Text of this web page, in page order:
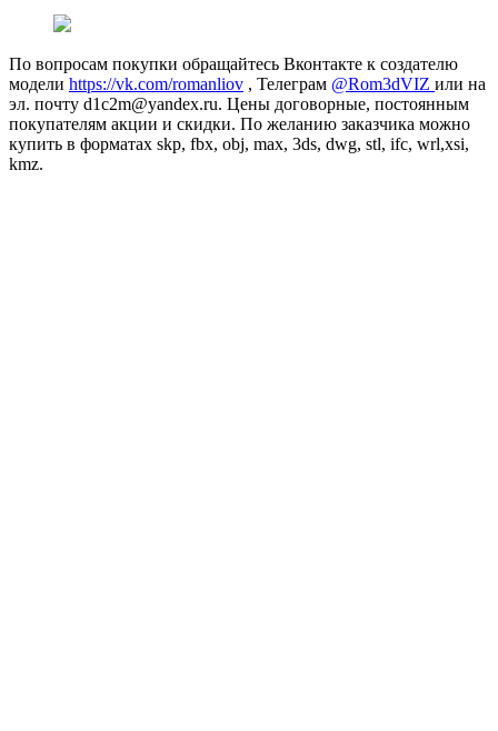
По вопросам покупки обращайтесь Вконтакте к создателю
модели https://vk.com/romanliov , Телеграм @Rom3dVIZ или на
эл. почту d1c2m@yandex.ru. Цены договорные, постоянным
покупателям акции и скидки. По желанию заказчика можно
купить в форматах skp, fbx, obj, max, 3ds, dwg, stl, ifc, wrl,xsi,
kmz.